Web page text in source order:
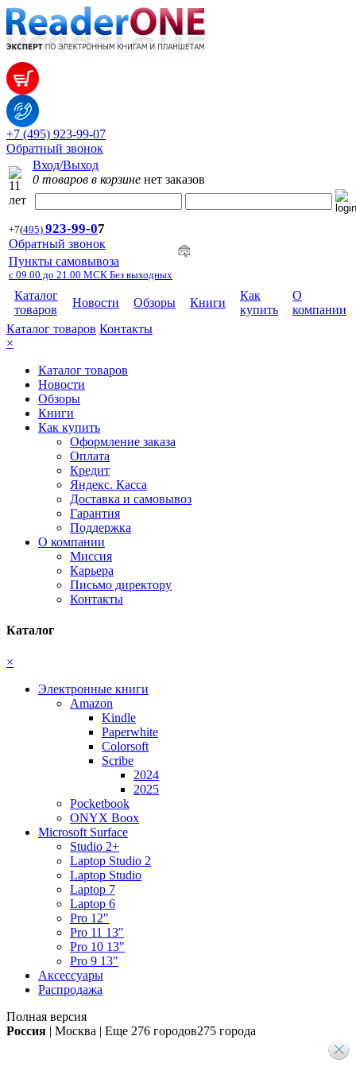
+7 (495) 923-99-07
Обратный звонок
Вход/Выход
0 товаров в корзине нет заказов
+7(495) 923-99-07
Обратный звонок
Пункты самовывоза
с 09.00 до 21.00 МСК Без выходных
Каталог
товаров
Новости Обзоры Книги
Как
купить
О
компании
Каталог товаров Контакты
×
Каталог товаров
Новости
Обзоры
Книги
Как купить
Оформление заказа
Оплата
Кредит
Яндекс. Касса
Доставка и самовывоз
Гарантия
Поддержка
О компании
Миссия
Карьера
Письмо директору
Контакты
Каталог
×
Электронные книги
Amazon
Kindle
Paperwhite
Colorsoft
Scribe
2024
2025
Pocketbook
ONYX Boox
Microsoft Surface
Studio 2+
Laptop Studio 2
Laptop Studio
Laptop 7
Laptop 6
Pro 12"
Pro 11 13"
Pro 10 13"
Pro 9 13"
Аксессуары
Распродажа
Полная версия
Россия | Москва | Еще 276 городов275 города